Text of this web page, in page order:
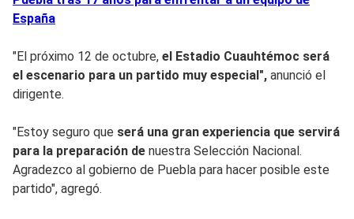
España
"El próximo 12 de octubre, el Estadio Cuauhtémoc será
el escenario para un partido muy especial", anunció el
dirigente.
"Estoy seguro que será una gran experiencia que servirá
para la preparación de nuestra Selección Nacional.
Agradezco al gobierno de Puebla para hacer posible este
partido", agregó.